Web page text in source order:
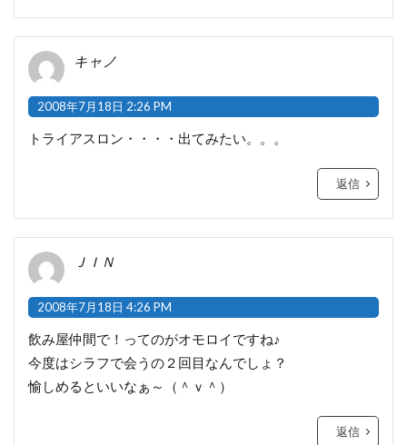
キャノ
2008年7月18日 2:26 PM
トライアスロン・・・・出てみたい。。。
返信
ＪＩＮ
2008年7月18日 4:26 PM
飲み屋仲間で！ってのがオモロイですね♪
今度はシラフで会うの２回目なんでしょ？
愉しめるといいなぁ～（＾ｖ＾）
返信